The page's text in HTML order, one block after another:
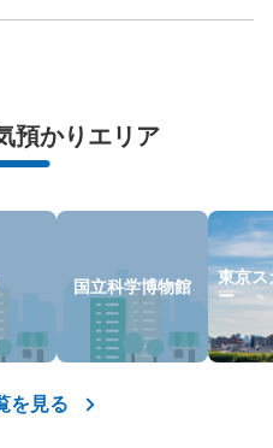
ーの位置を見る
備えた保証も完備で安心
預かりエリア
国立科学博物館
東京ス
ー
を見る